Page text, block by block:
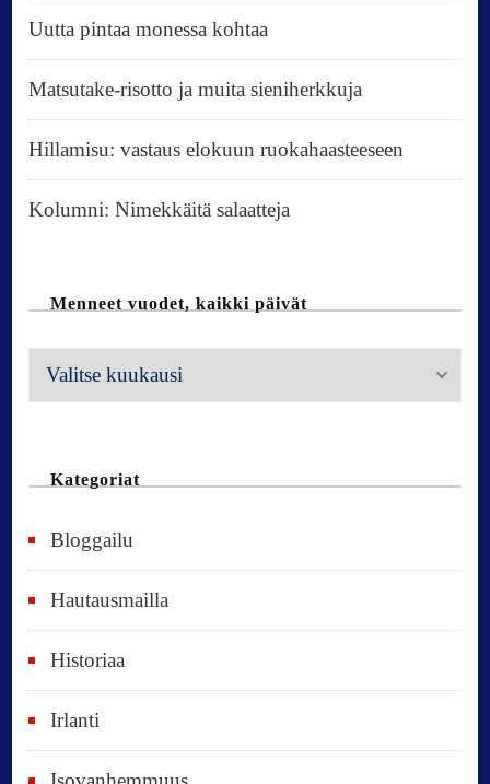
Uutta pintaa monessa kohtaa
Matsutake-risotto ja muita sieniherkkuja
Hillamisu: vastaus elokuun ruokahaasteeseen
Kolumni: Nimekkäitä salaatteja
Menneet vuodet, kaikki päivät
M
e
e
v
u
o
e
Kategoriat
Bloggailu
Hautausmailla
Historiaa
Irlanti